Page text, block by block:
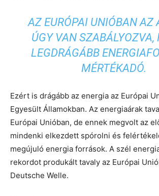
AZ EURÓPAI UNIÓBAN AZ
ÚGY VAN SZABÁLYOZVA,
LEGDRÁGÁBB
MÉRTÉKADÓ.
Ezért is drágább az energia az Európai
Egyesült Államokban. Az energiaárak
Európai Unióban, de ennek megvolt az
mindenki elkezdett spórolni és
megújuló energia források. A szél
rekordot produkált tavaly az Európai
Deutsche Welle.